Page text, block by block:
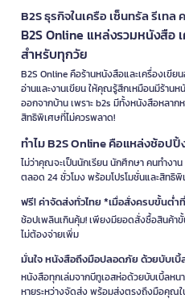
B2S ธุรกิจในเครือ เซ็นทรัล รีเท
B2S Online แหล่งรวมหนังสือ
สำหรับทุกวัย
B2S Online คือร้านหนังสือและเครื่องเขี
อ่านและงานเขียน ให้คุณรู้สึกเหมือนมีร้าน
ออกจากบ้าน เพราะ b2s มีทั้งหนังสือหลา
สิทธิพิเศษที่ไม่ควรพลาด!
ทำไม B2S Online คือแหล่งช้อป
ไม่ว่าคุณจะเป็นนักเรียน นักศึกษา คนทำง
ตลอด 24 ชั่วโมง พร้อมโปรโมชั่นและสิทธิ
ฟรี! ค่าจัดส่งทั่วไทย *เมื่อสั่งครบขั้นต่
ช้อปเพลินเกินคุ้ม! เพียงมียอดสั่งซื้อสินค้า
ไม่ต้องจ่ายเพิ่ม
มั่นใจ หนังสือถึงมือปลอดภัย ด้วยบับเบิ้
หนังสือทุกเล่มจากบีทูเอสห่อด้วยบับเบิ้ลห
หายระหว่างจัดส่ง พร้อมส่งตรงถึงมือคุณ